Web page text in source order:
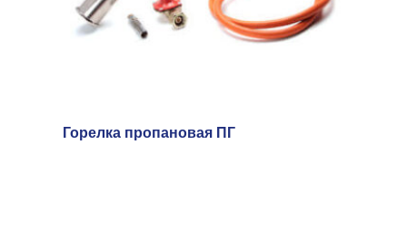
Горелка пропановая ПГ